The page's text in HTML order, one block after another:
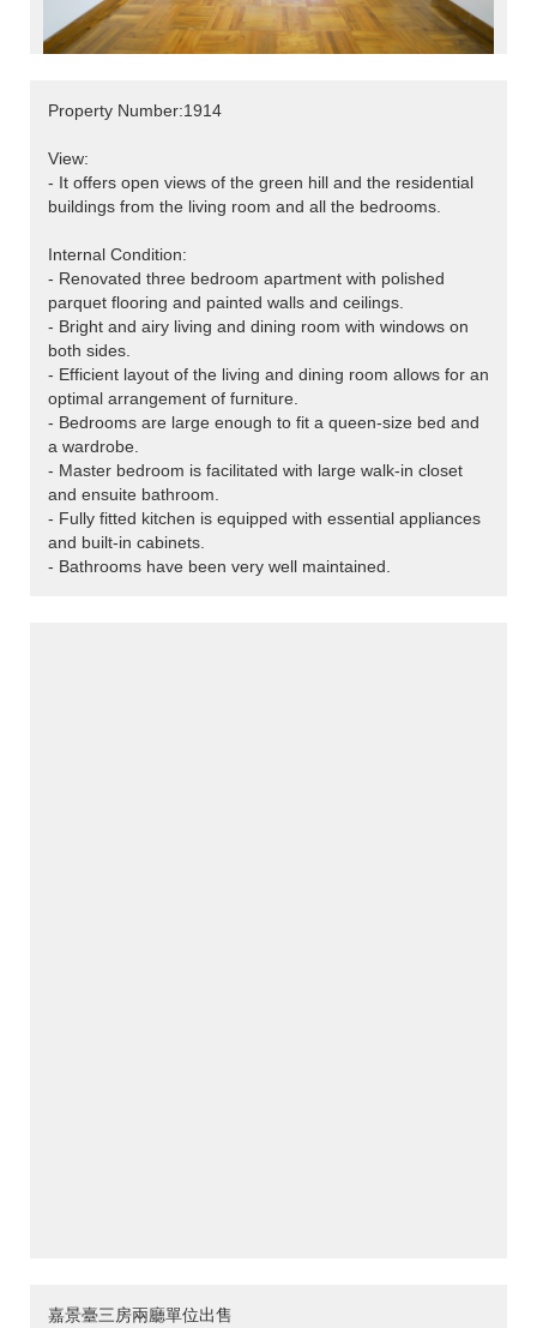
Property Number:1914
View:
- It offers open views of the green hill and the residential
buildings from the living room and all the bedrooms.
Internal Condition:
- Renovated three bedroom apartment with polished
parquet flooring and painted walls and ceilings.
- Bright and airy living and dining room with windows on
both sides.
- Efficient layout of the living and dining room allows for an
optimal arrangement of furniture.
- Bedrooms are large enough to fit a queen-size bed and
a wardrobe.
- Master bedroom is facilitated with large walk-in closet
and ensuite bathroom.
- Fully fitted kitchen is equipped with essential appliances
and built-in cabinets.
- Bathrooms have been very well maintained.
嘉景臺三房兩廳單位出售